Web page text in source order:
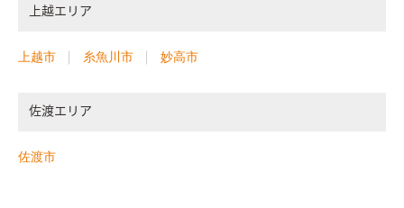
上越エリア
上越市 糸魚川市 妙高市
佐渡エリア
佐渡市